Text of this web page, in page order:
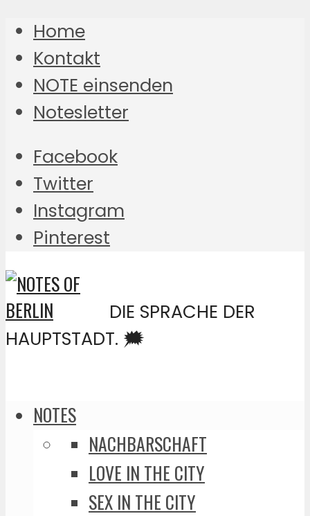
Home
Kontakt
NOTE einsenden
Notesletter
Facebook
Twitter
Instagram
Pinterest
DIE SPRACHE DER
HAUPTSTADT. 🗯️
NOTES
NACHBARSCHAFT
LOVE IN THE CITY
SEX IN THE CITY